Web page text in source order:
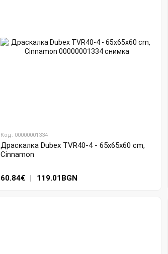
Код: 00000001334
Драскалка Dubex TVR40-4 - 65x65x60 cm,
Cinnamon
60.84€ | 119.01BGN